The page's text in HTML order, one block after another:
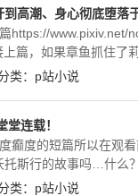
高潮、身心彻底堕落
https://www.pixiv.net/
篇，如果章鱼抓住了
滑溜溜长满吸盘的触
类： p站小说
连载！
癫度的短篇所以在观
托斯行的故事吗…什么
直入主题吧，若是平
类： p站小说